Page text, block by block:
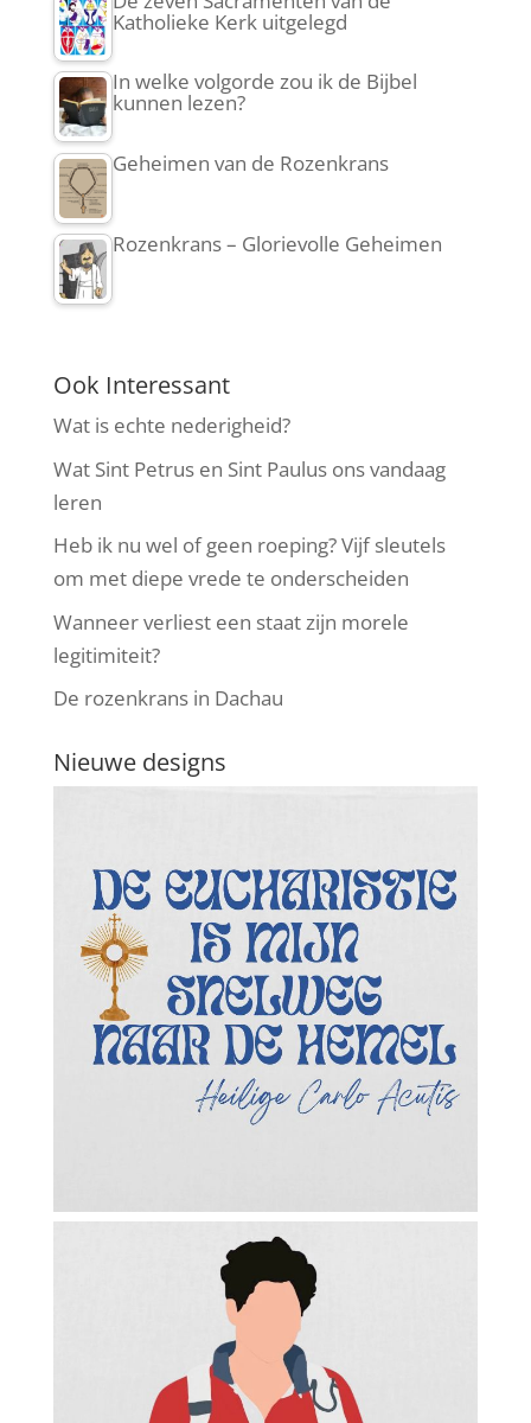
Katholieke Kerk uitgelegd
In welke volgorde zou ik de Bijbel
kunnen lezen?
Geheimen van de Rozenkrans
Rozenkrans – Glorievolle Geheimen
Ook Interessant
Wat is echte nederigheid?
Wat Sint Petrus en Sint Paulus ons vandaag
leren
Heb ik nu wel of geen roeping? Vijf sleutels
om met diepe vrede te onderscheiden
Wanneer verliest een staat zijn morele
legitimiteit?
De rozenkrans in Dachau
Nieuwe designs